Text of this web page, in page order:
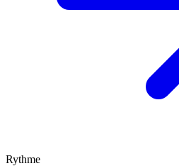
Rythme